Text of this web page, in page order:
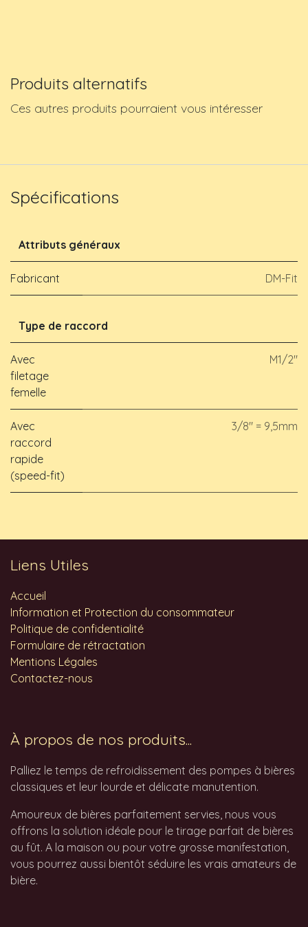
Produits alternatifs
Ces autres produits pourraient vous intéresser
Spécifications
Attributs généraux
Fabricant DM-Fit
Type de raccord
Avec
filetage
femelle
M1/2"
Avec
raccord
rapide
(speed-fit)
3/8" = 9,5mm
Liens Utiles
Accueil
Information et Protection du consommateur
Politique de confidentialité
Formulaire de rétractation
Mentions Légales
Contactez-nous
À propos de nos produits...
Palliez le temps de refroidissement des pompes à bières
classiques et leur lourde et délicate manutention.
Amoureux de bières parfaitement servies, nous vous
offrons la solution idéale pour le tirage parfait de bières
au fût. A la maison ou pour votre grosse manifestation,
vous pourrez aussi bientôt séduire les vrais amateurs de
bière.